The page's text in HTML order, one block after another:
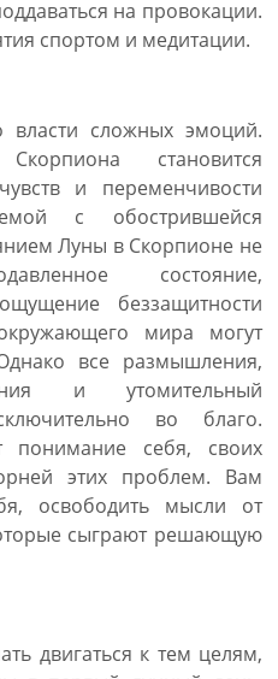
на провокации.
спортом и медитации.
власти сложных эмоций.
становится
и переменчивости
с обострившейся
Луны в Скорпионе не
состояние,
беззащитности
мира могут
все размышления,
и утомительный
во благо.
понимание себя, своих
этих проблем. Вам
освободить мысли от
сыграют решающую
двигаться к тем целям,